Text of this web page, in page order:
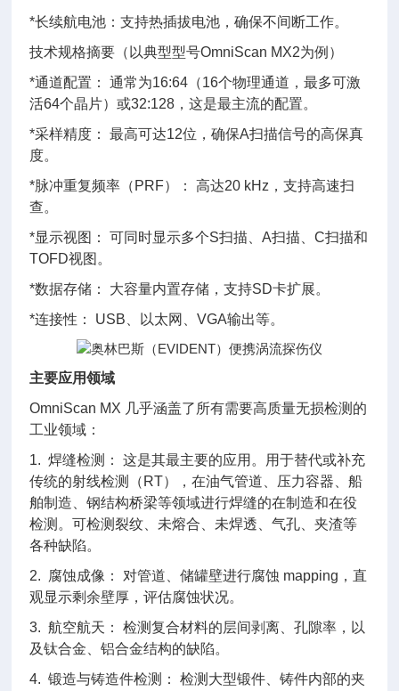
*长续航电池：支持热插拔电池，确保不间断工作。
技术规格摘要（以典型型号OmniScan MX2为例）
*通道配置： 通常为16:64（16个物理通道，最多可激
活64个晶片）或32:128，这是最主流的配置。
*采样精度： 最高可达12位，确保A扫描信号的高保真
度。
*脉冲重复频率（PRF）： 高达20 kHz，支持高速扫
查。
*显示视图： 可同时显示多个S扫描、A扫描、C扫描和
TOFD视图。
*数据存储： 大容量内置存储，支持SD卡扩展。
*连接性： USB、以太网、VGA输出等。
主要应用领域
OmniScan MX 几乎涵盖了所有需要高质量无损检测的
工业领域：
1. 焊缝检测： 这是其最主要的应用。用于替代或补充
传统的射线检测（RT），在油气管道、压力容器、船
舶制造、钢结构桥梁等领域进行焊缝的在制造和在役
检测。可检测裂纹、未熔合、未焊透、气孔、夹渣等
各种缺陷。
2. 腐蚀成像： 对管道、储罐壁进行腐蚀 mapping，直
观显示剩余壁厚，评估腐蚀状况。
3. 航空航天： 检测复合材料的层间剥离、孔隙率，以
及钛合金、铝合金结构的缺陷。
4. 锻造与铸造件检测： 检测大型锻件、铸件内部的夹